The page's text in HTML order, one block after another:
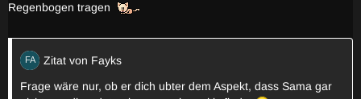
Regenbogen tragen
Zitat von Fayks
Frage wäre nur, ob er dich ubter dem Aspekt, dass Sama gar